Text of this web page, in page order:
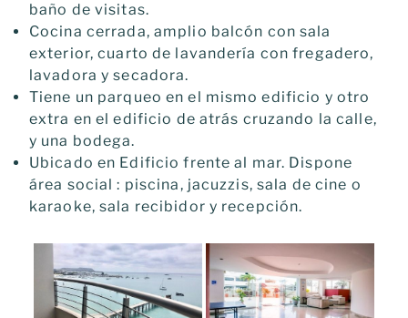
baño de visitas.
Cocina cerrada, amplio balcón con sala
exterior, cuarto de lavandería con fregadero,
lavadora y secadora.
Tiene un parqueo en el mismo edificio y otro
extra en el edificio de atrás cruzando la calle,
y una bodega.
Ubicado en Edificio frente al mar. Dispone
área social : piscina, jacuzzis, sala de cine o
karaoke, sala recibidor y recepción.